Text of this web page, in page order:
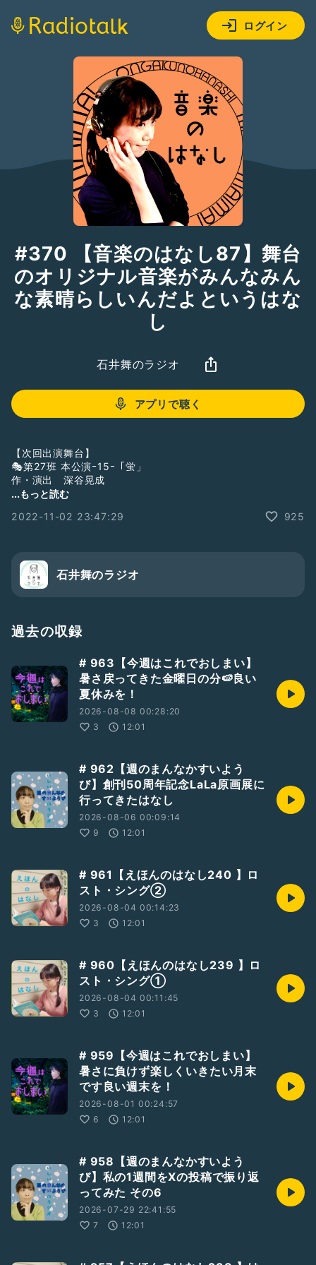
ログイン
#370 【音楽のはなし87】舞台
のオリジナル音楽がみんなみん
な素晴らしいんだよというはな
し
石井舞のラジオ
アプリで聴く
【次回出演舞台】
🎭第27班 本公演ｰ15ｰ「蛍」
作・演出 深谷晃成
2022/12/2(金)〜12/11(日)
特設サイト:
ご予約
https://ticket.corich.jp/apply/178265/011/
(石井扱い)
『オイコラケンジ〜何しれっと帰ってきてんだよ(仮)〜』
12/24(土)14:00〜(間も無く完売！)/18:00〜
ご予約: bit.ly/3TTvp7f (石井扱い)
↑
Mrs.fictionsの中嶋康太さん脚本
「仕事とアタシと不老不死」
を再演します。とんでもなく面白い15分作品です。是非とも
ご感想ご質問など、今後の参考にさせていただきますので、是
非お送りください。
「質問を送る」からお待ちしております！
ギフトおたよりもいつでもお待ちしております✉️
#石井舞
#演劇#小劇場 #劇伴
...もっと読む
2022-11-02 23:47:29
925
石井舞のラジオ
過去の収録
# 963【今週はこれでおしまい】
暑さ戻ってきた金曜日の分🍉良い
夏休みを！
2026-08-08 00:28:20
3
12:01
# 962【週のまんなかすいよう
び】創刊50周年記念LaLa原画展に
行ってきたはなし
2026-08-06 00:09:14
9
12:01
# 961【えほんのはなし240 】ロ
スト・シング②
2026-08-04 00:14:23
3
12:01
# 960【えほんのはなし239 】ロ
スト・シング①
2026-08-04 00:11:45
3
12:01
# 959【今週はこれでおしまい】
暑さに負けず楽しくいきたい月末
です良い週末を！
2026-08-01 00:24:57
6
12:01
# 958【週のまんなかすいよう
び】私の1週間をXの投稿で振り返
ってみた その6
2026-07-29 22:41:55
7
12:01